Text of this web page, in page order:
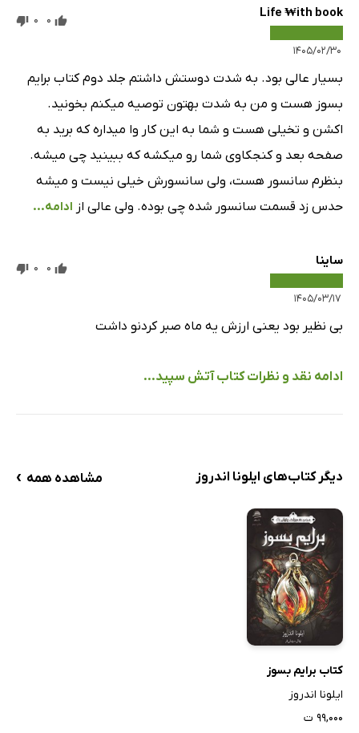
Life ₩ith book
۱۴۰۵/۰۲/۳۰
0
0
بسیار عالی بود. به شدت دوستش داشتم جلد دوم کتاب برایم
بسوز هست و من به شدت بهتون توصیه میکنم بخونید‌.
اکشن و تخیلی هست و شما به این کار وا میداره که برید به
صفحه بعد و کنجکاوی شما رو میکشه که ببینید چی میشه.
بنظرم سانسور هست، ولی سانسورش خیلی نیست و میشه
حدس زد قسمت سانسور شده چی بوده. ولی عالی از ادامه...
ساینا
۱۴۰۵/۰۳/۱۷
0
0
بی نظیر بود یعنی ارزش یه ماه صبر کردنو داشت
ادامه نقد و نظرات کتاب آتش سپید...
دیگر کتاب‌های ایلونا اندروز مشاهده همه ›
کتاب برایم بسوز
ایلونا اندروز
۹۹,۰۰۰ ت